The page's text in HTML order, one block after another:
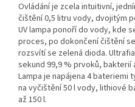
Ovládání je zcela intuitivní,
čištění 0,5 litru vody, dvojitým
UV lampa ponoří do vody, kde
proces, po dokončení čištění
rozsvítí se zelená dioda.
sekund 99,9 % prvoků, bakterií
Lampa je napájena 4 bateriemi
na vyčištění 50 l vody, lithiové
až 150 l.